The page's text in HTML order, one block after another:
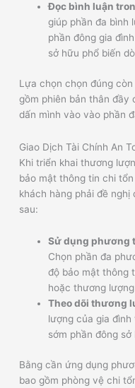
Đọc bình luận
giúp phần đa bình
phần đông gia
sở hữu phổ biến
Lựa chọn chọn đúng
gồm phiên bản thân đầy
dấn mình vào vào phần
Giao Dịch Tài Chính An
Khi triển khai thương
bảo mật thông tin chi
khách hàng phải đề
sau:
Sử dụng phương
Chọn phần đa
độ bảo mật thông
hoặc thương
Theo dõi thương
lượng của gia
sớm phần đông
Bằng cần ứng dụng
bao gồm phòng vệ chi